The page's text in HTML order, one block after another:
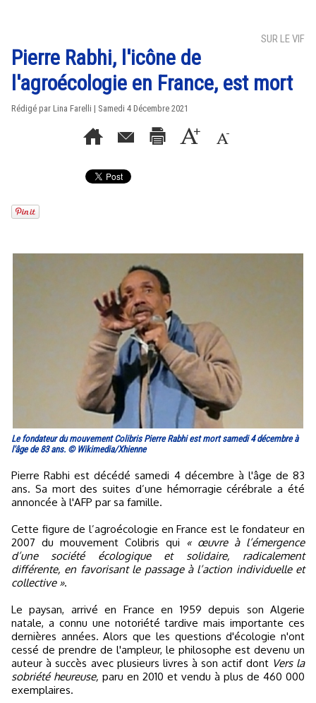
SUR LE VIF
Pierre Rabhi, l'icône de
l'agroécologie en France, est mort
Rédigé par Lina Farelli | Samedi 4 Décembre 2021
Le fondateur du mouvement Colibris Pierre Rabhi est mort samedi 4 décembre à
l'âge de 83 ans. © Wikimedia/Xhienne
Pierre Rabhi est décédé samedi 4 décembre à l'âge de 83
ans. Sa mort des suites d’une hémorragie cérébrale a été
annoncée à l'AFP par sa famille.
Cette figure de l’agroécologie en France est le fondateur en
2007 du mouvement Colibris qui
« œuvre à l’émergence
d’une société écologique et solidaire, radicalement
différente, en favorisant le passage à l’action individuelle et
collective ».
Le paysan, arrivé en France en 1959 depuis son Algerie
natale, a connu une notoriété tardive mais importante ces
dernières années. Alors que les questions d'écologie n'ont
cessé de prendre de l'ampleur, le philosophe est devenu un
auteur à succès avec plusieurs livres à son actif dont Vers la
sobriété heureuse, paru en 2010 et vendu à plus de 460 000
exemplaires.